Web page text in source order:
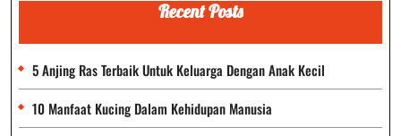
Recent Posts
5 Anjing Ras Terbaik Untuk Keluarga Dengan Anak Kecil
10 Manfaat Kucing Dalam Kehidupan Manusia